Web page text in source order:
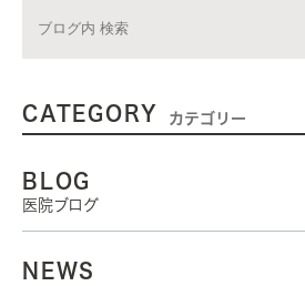
CATEGORY カテゴリー
BLOG
医院ブログ
NEWS